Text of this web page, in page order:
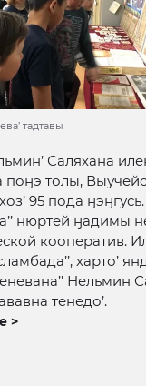
тадтавы
Саляхана
поӈэ толы,
95 пода
нюртей ӈадимы
кооператив.
харто’
Нельмин
тенедо’.
>